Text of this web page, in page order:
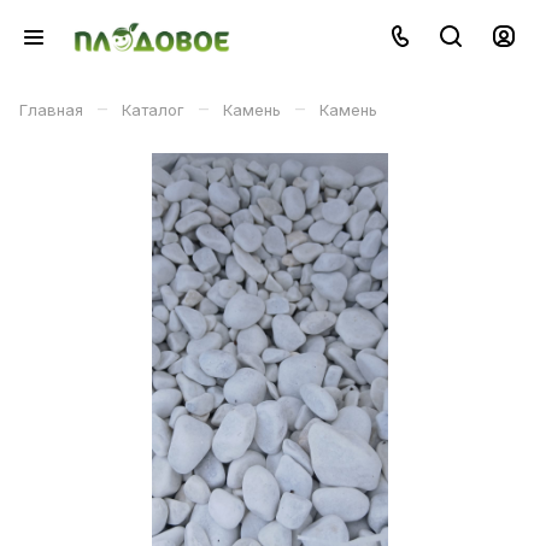
Главная – Каталог – Камень – Камень